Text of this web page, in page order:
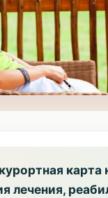
карта
лечения,